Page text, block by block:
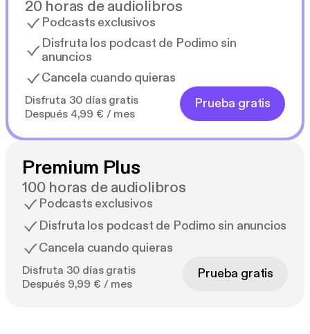
20 horas de audiolibros
Podcasts exclusivos
Disfruta los podcast de Podimo sin
anuncios
Cancela cuando quieras
Disfruta 30 días gratis
Después 4,99 € / mes
Prueba gratis
Premium Plus
100 horas de audiolibros
Podcasts exclusivos
Disfruta los podcast de Podimo sin anuncios
Cancela cuando quieras
Disfruta 30 días gratis
Después 9,99 € / mes
Prueba gratis